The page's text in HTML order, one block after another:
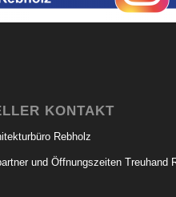
KONTAKT
Rebholz
und Öffnungszeiten Treuhand